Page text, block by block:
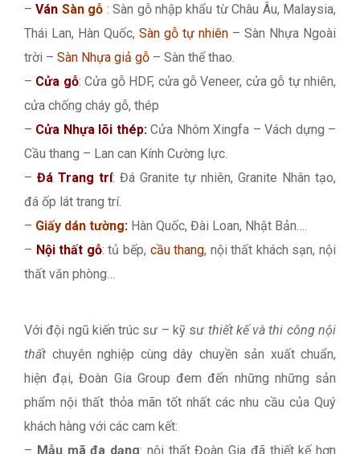
–Ván Sàn gỗ : Sàn gỗ nhập khẩu từ Châu Âu, Malaysia,
Thái Lan, Hàn Quốc, Sàn gỗ tự nhiên – Sàn Nhựa Ngoài
trời – Sàn Nhựa giả gỗ – Sàn thể thao.
– Cửa gỗ: Cửa gỗ HDF, cửa gỗ Veneer, cửa gỗ tự nhiên,
cửa chống cháy gỗ, thép
– Cửa Nhựa lõi thép:Cửa Nhôm Xingfa – Vách dựng –
Cầu thang – Lan can Kính Cường lực.
– Đá Trang trí: Đá Granite tự nhiên, Granite Nhân tạo,
đá ốp lát trang trí.
– Giấy dán tường: Hàn Quốc, Đài Loan, Nhật Bản….
– Nội thất gỗ: tủ bếp, cầu thang, nội thất khách sạn, nội
thất văn phòng…
Với đội ngũ kiến trúc sư – kỹ sư thiết kế và thi công nội
thất chuyên nghiệp cùng dây chuyền sản xuất chuẩn,
hiện đại, Đoàn Gia Group đem đến những những sản
phẩm nội thất thỏa mãn tốt nhất các nhu cầu của Quý
khách hàng với các cam kết:
– Mẫu mã đa dạng: nội thất Đoàn Gia đã thiết kế hơn